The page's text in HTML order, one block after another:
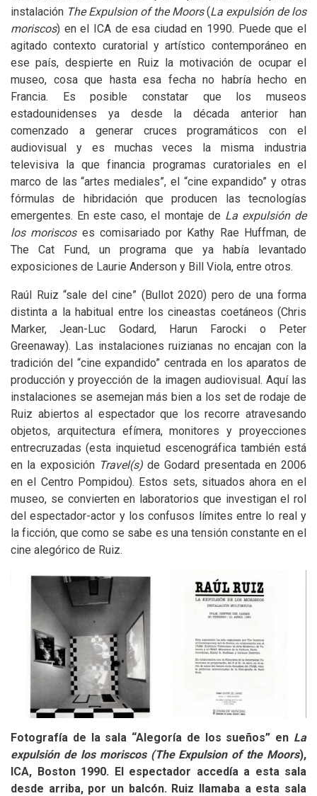
instalación The Expulsion of the Moors(La expulsión de los
moriscos) en el ICAde esa ciudad en 1990. Puede que el
agitado contexto curatorial y artístico contemporáneo en
ese país, despierte en Ruiz la motivación de ocupar el
museo, cosa que hasta esa fecha no habría hecho en
Francia. Es posible constatar que los museos
estadounidenses ya desde la década anterior han
comenzado a generar cruces programáticos con el
audiovisual y es muchas veces la misma industria
televisiva la que financia programas curatoriales en el
marco de las “artes mediales”, el “cine expandido” y otras
fórmulas de hibridación que producen las tecnologías
emergentes. En este caso, el montaje de La expulsión de
los moriscoses comisariado por Kathy Rae Huffman, de
The Cat Fund, un programa que ya había levantado
exposiciones de Laurie Anderson y Bill Viola, entre otros.
Raúl Ruiz “sale del cine” (Bullot 2020) pero de una forma
distinta a la habitual entre los cineastas coetáneos (Chris
Marker, Jean-Luc Godard, Harun Farocki o Peter
Greenaway). Las instalaciones ruizianas no encajan con la
tradición del “cine expandido” centrada en los aparatos de
producción y proyección de la imagen audiovisual. Aquí las
instalaciones se asemejan más bien a los set de rodaje de
Ruiz abiertos al espectador que los recorre atravesando
objetos, arquitectura efímera, monitores y proyecciones
entrecruzadas (esta inquietud escenográfica también está
en la exposición Travel(s) de Godard presentada en 2006
en el Centro Pompidou). Estos sets, situados ahora en el
museo, se convierten en laboratorios que investigan el rol
del espectador-actor y los confusos límites entre lo real y
la ficción, que como se sabe es una tensión constante en el
cine alegórico de Ruiz.
Fotografía de la sala “Alegoría de los sueños” en La
expulsión de los moriscos (The Expulsion of the Moors),
ICA, Boston 1990. El espectador accedía a esta sala
desde arriba, por un balcón. Ruiz llamaba a esta sala